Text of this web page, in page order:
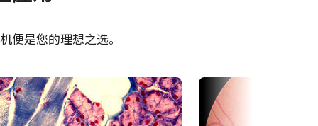
eBUS Player User Guide -
Camera Selection Guide -
Chinese
便是您的理想之选。